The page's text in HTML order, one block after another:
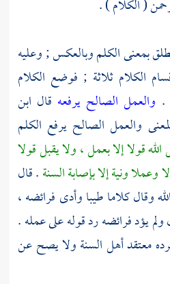
( الكلام ) .
بمعنى الكلم وبالعكس ; وعليه
الكلام ثلاثة ; فوضع الكلام
. والعمل الصالح يرفعه قال ابن
والعمل الصالح يرفع الكلم
الله قولا إلا بعمل ، ولا يقبل قولا
وعملا ونية إلا بإصابة السنة. قال
وقال كلاما طيبا وأدى فرائضه ،
يؤد فرائضه رد قوله على عمله .
معتقد أهل السنة ولا يصح عن